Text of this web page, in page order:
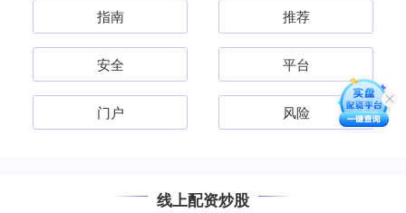
指南 推荐
安全 平台
门户 风险
线上配资炒股